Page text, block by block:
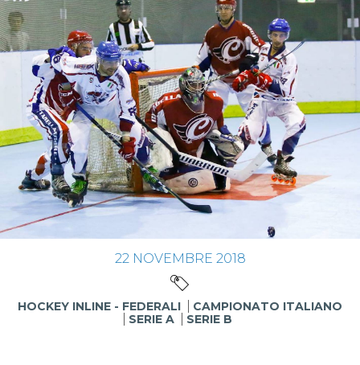
22 NOVEMBRE 2018
HOCKEY INLINE - FEDERALI
CAMPIONATO ITALIANO
SERIE A
SERIE B